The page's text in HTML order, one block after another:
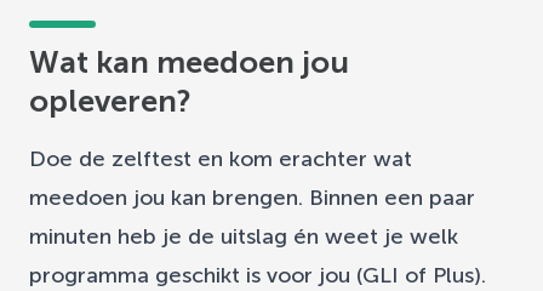
Wat kan meedoen jou
opleveren?
Doe de zelftest en kom erachter wat
meedoen jou kan brengen. Binnen een paar
minuten heb je de uitslag én weet je welk
programma geschikt is voor jou (GLI of Plus).